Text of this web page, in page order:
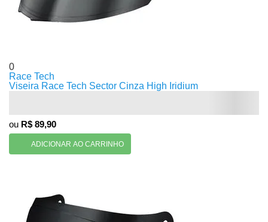
0
Race Tech
Viseira Race Tech Sector Cinza High Iridium
ou R$ 89,90
ADICIONAR AO CARRINHO